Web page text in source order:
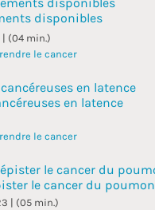
disponibles
(04 min.)
le cancer
en latence
le cancer
le cancer du poumon
| (05 min.)